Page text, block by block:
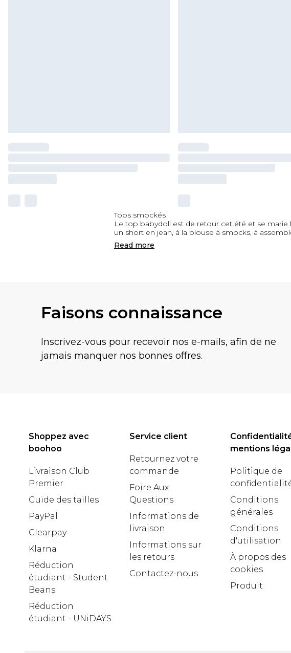
Tops smockés
Le top babydoll est de retour cet été et se
un short en jean, à la blouse à smocks, à
Read more
Faisons connaissance
Inscrivez-vous pour recevoir nos e-mails, afin de ne
jamais manquer nos bonnes offres.
Shoppez avec
boohoo
Livraison Club
Premier
Guide des tailles
PayPal
Clearpay
Klarna
Réduction
étudiant - Student
Beans
Réduction
étudiant - UNiDAYS
Service client
Retournez votre
commande
Foire Aux
Questions
Informations de
livraison
Informations sur
les retours
Contactez-nous
mentions
Politique de
Conditions
générales
Conditions
d'utilisation
À propos des
cookies
Produit